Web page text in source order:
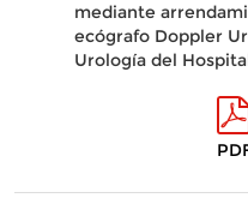
mediante
ecógrafo Doppler
Urología del